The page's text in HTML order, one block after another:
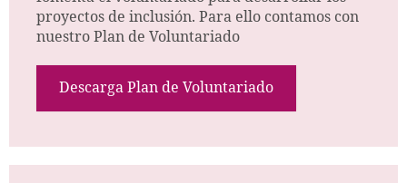
proyectos de inclusión. Para ello contamos con
nuestro Plan de Voluntariado
Descarga Plan de Voluntariado